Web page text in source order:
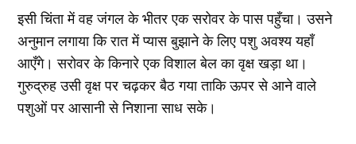
इसी चिंता में वह जंगल के भीतर एक सरोवर के पास पहुँचा। उसने
अनुमान लगाया कि रात में प्यास बुझाने के लिए पशु अवश्य यहाँ
आएँगे। सरोवर के किनारे एक विशाल बेल का वृक्ष खड़ा था।
गुरुद्रुह उसी वृक्ष पर चढ़कर बैठ गया ताकि ऊपर से आने वाले
पशुओं पर आसानी से निशाना साध सके।